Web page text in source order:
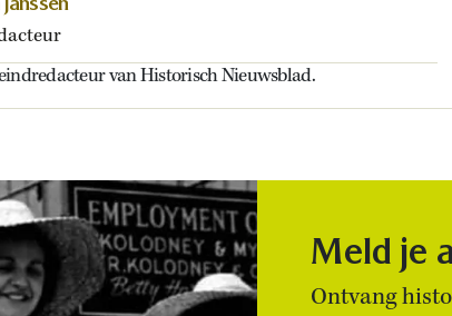
van Historisch Nieuwsblad.
Meld je
Ontvang